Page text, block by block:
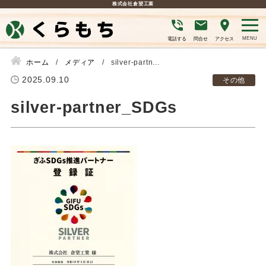
株式会社倉望工業
電話する 問合せ アクセス
ホーム メディア silver-partn...
2025.09.10 その他
silver-partner_SDGs